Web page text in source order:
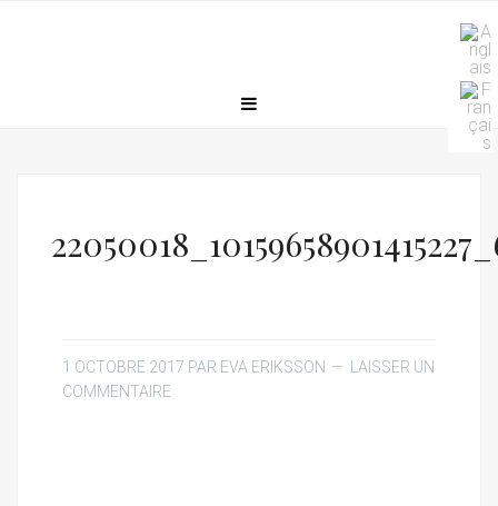
1 OCTOBRE 2017 PAR EVA ERIKSSON
LAISSER UN
COMMENTAIRE